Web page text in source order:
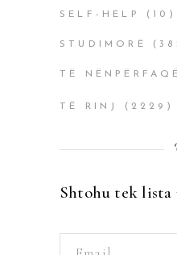
SELF-HELP (10)
STUDIMORË
TË
TË RINJ (2229)
Shtohu tek lista